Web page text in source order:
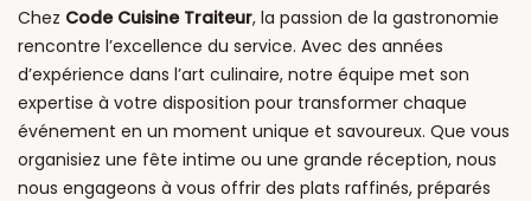
Chez Code Cuisine Traiteur, la passion de la gastronomie
rencontre l’excellence du service. Avec des années
d’expérience dans l’art culinaire, notre équipe met son
expertise à votre disposition pour transformer chaque
événement en un moment unique et savoureux. Que vous
organisiez une fête intime ou une grande réception, nous
nous engageons à vous offrir des plats raffinés, préparés